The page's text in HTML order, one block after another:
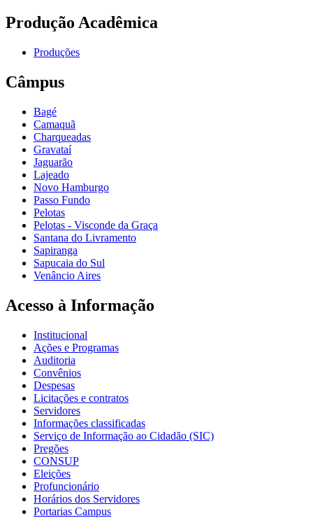
Produção Acadêmica
Produções
Câmpus
Bagé
Camaquã
Charqueadas
Gravataí
Jaguarão
Lajeado
Novo Hamburgo
Passo Fundo
Pelotas
Pelotas - Visconde da Graça
Santana do Livramento
Sapiranga
Sapucaia do Sul
Venâncio Aires
Acesso à Informação
Institucional
Ações e Programas
Auditoria
Convênios
Despesas
Licitações e contratos
Servidores
Informações classificadas
Serviço de Informação ao Cidadão (SIC)
Pregões
CONSUP
Eleições
Profuncionário
Horários dos Servidores
Portarias Campus